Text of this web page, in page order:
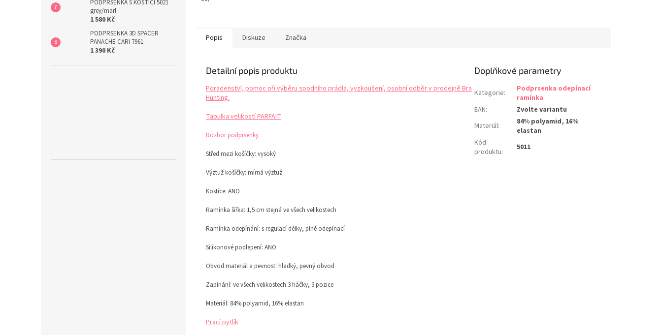
PODPRSENKA S KOSTICÍ 5021
grey/marl
1 580 Kč
PODPRSENKA 3D SPACER
PANACHE CARI 7961
1 390 Kč
Popis Diskuze Značka
Detailní popis produktu
Poradenství, pomoc při výběru spodního prádla, vyzkoušení, osobní odběr v prodejně Bra
Hunting.
Tabulka velikostí PARFAIT
Rozbor podprsenky
Střed mezi košíčky: vysoký
Výztuž košíčky: mírná výztuž
Kostice: ANO
Ramínka šířka: 1,5 cm stejná ve všech velikostech
Ramínka odepínání: s regulací délky, plně odepínací
Silikonové podlepení: ANO
Obvod materiál a pevnost: hladký, pevný obvod
Zapínání: ve všech velikostech 3 háčky, 3 pozice
Materiál: 84% polyamid, 16% elastan
Prací pytlík
Doplňkové parametry
Kategorie:
Podprsenka odepínací
ramínka
EAN:
Zvolte variantu
Materiál:
84% polyamid, 16%
elastan
Kód
produktu: 5011